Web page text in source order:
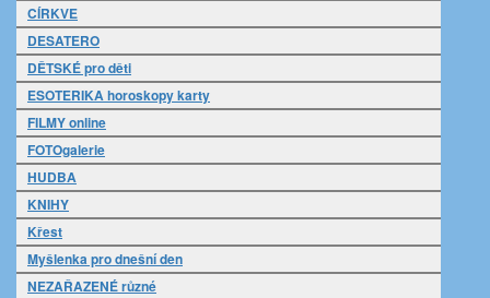
CÍRKVE
DESATERO
DĚTSKÉ pro děti
ESOTERIKA horoskopy karty
FILMY online
FOTOgalerie
HUDBA
KNIHY
Křest
Myšlenka pro dnešní den
NEZAŘAZENÉ různé